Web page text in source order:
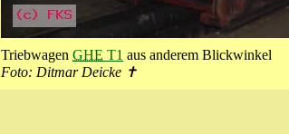
Triebwagen GHE T1 aus anderem Blickwinkel
Foto: Ditmar Deicke ✝